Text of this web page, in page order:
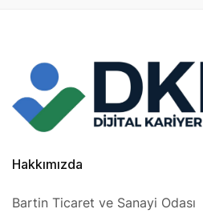
Hakkımızda
Bartin Ticaret ve Sanayi Odası